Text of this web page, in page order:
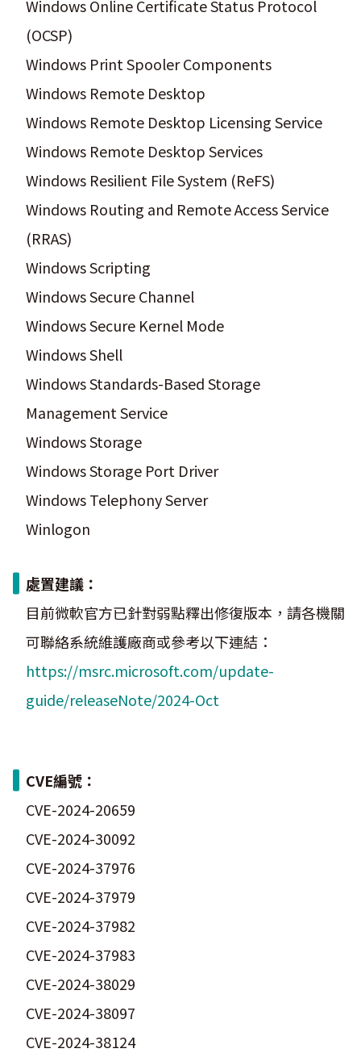
Windows Online Certificate Status Protocol
(OCSP)
Windows Print Spooler Components
Windows Remote Desktop
Windows Remote Desktop Licensing Service
Windows Remote Desktop Services
Windows Resilient File System (ReFS)
Windows Routing and Remote Access Service
(RRAS)
Windows Scripting
Windows Secure Channel
Windows Secure Kernel Mode
Windows Shell
Windows Standards-Based Storage
Management Service
Windows Storage
Windows Storage Port Driver
Windows Telephony Server
Winlogon
處置建議：
目前微軟官方已針對弱點釋出修復版本，請各機關
可聯絡系統維護廠商或參考以下連結：
https://msrc.microsoft.com/update-
guide/releaseNote/2024-Oct
CVE編號：
CVE-2024-20659
CVE-2024-30092
CVE-2024-37976
CVE-2024-37979
CVE-2024-37982
CVE-2024-37983
CVE-2024-38029
CVE-2024-38097
CVE-2024-38124